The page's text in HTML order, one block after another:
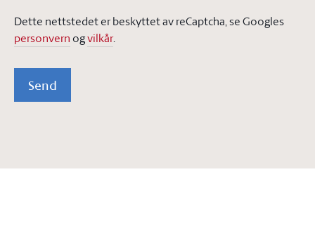
Dette nettstedet er beskyttet av reCaptcha, se Googles
personvern ogvilkår.
Send